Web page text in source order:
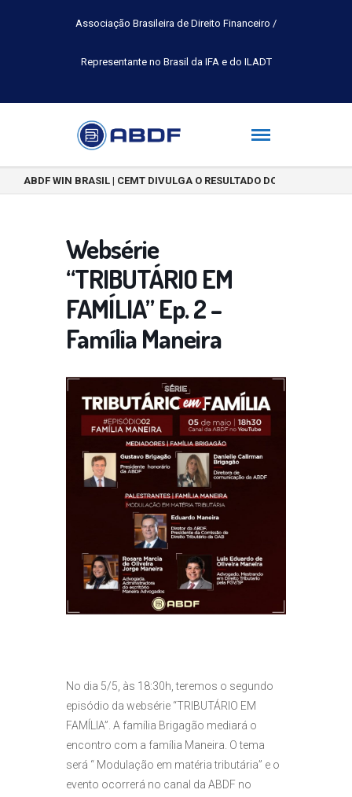
Associação Brasileira de Direito Financeiro /
Representante no Brasil da IFA e do ILADT
ABDF WIN BRASIL | CEMT DIVULGA O RESULTADO DO CONCURSO
Websérie
“TRIBUTÁRIO EM
FAMÍLIA” Ep. 2 –
Família Maneira
No dia 5/5, às 18:30h, teremos o segundo
episódio da websérie “TRIBUTÁRIO EM
FAMÍLIA”. A família Brigagão mediará o
encontro com a família Maneira. O tema
será “ Modulação em matéria tributária” e o
evento ocorrerá no canal da ABDF no